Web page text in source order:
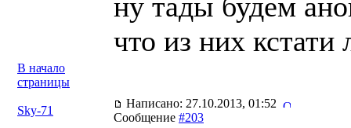
что из них кстати
В начало
страницы
Sky-71
Написано: 27.10.2013, 01:52
Сообщение #203